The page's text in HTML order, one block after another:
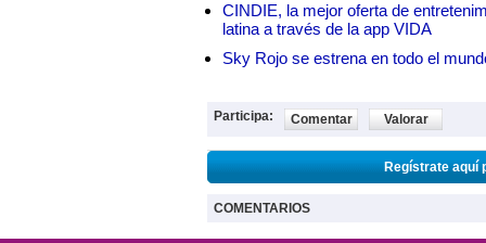
CINDIE, la mejor oferta de
latina a través de la app VIDA
Sky Rojo se estrena en todo el
Participa: Comentar Valorar
Regístrate aquí
COMENTARIOS